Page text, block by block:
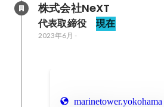
株式会社NeXT
代表取締役 現在
2023年6月 -
marinetower.yokohama